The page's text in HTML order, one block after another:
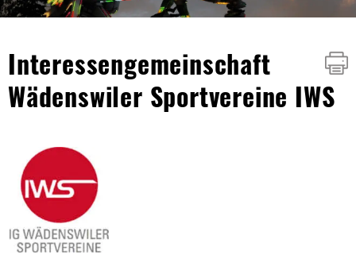
Interessengemeinschaft
Wädenswiler Sportvereine IWS